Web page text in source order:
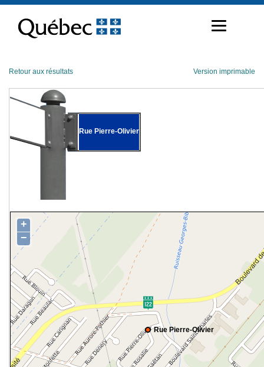
contenu
Retour aux résultats Version imprimable
Rue Pierre-Olivier
Rue Pierre-Olivier
+
−